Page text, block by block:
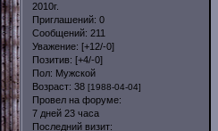
2010г.
Приглашений: 0
Сообщений: 211
Уважение: [+12/-0]
Позитив: [+4/-0]
Пол: Мужской
Возраст: 38 [1988-04-04]
Провел на форуме:
7 дней 23 часа
Последний визит: